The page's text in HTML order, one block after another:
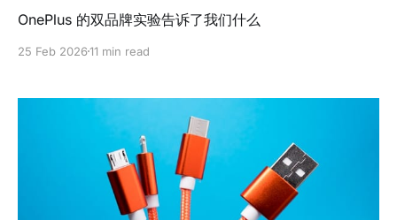
OnePlus 的双品牌实验告诉了我们什么
25 Feb 202611 min read